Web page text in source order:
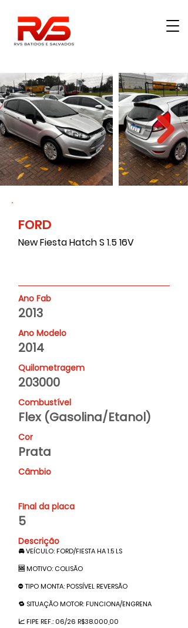
FORD
20300
New Fiesta Hatch S 1.5 16V
Ano Fab
2013
Ano Modelo
2014
Quilometragem
203000
Combustível
Flex (Gasolina/Etanol)
Cor
Prata
Câmbio
FInal da placa
5
Descrição
🚘 VEÍCULO: FORD/FIESTA HA 1.5 LS
🆘 MOTIVO: COLISÃO
⛔️ TIPO MONTA: POSSÍVEL REVERSÃO
🔁 SITUAÇÃO MOTOR: FUNCIONA/ENGRENA
📈 FIPE REF.: 06/26 R$38.000,00